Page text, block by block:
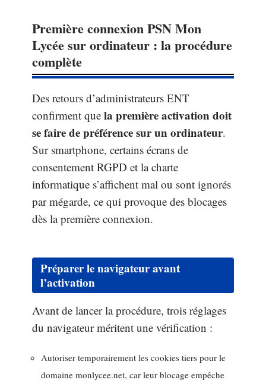
Première connexion PSN Mon
Lycée sur ordinateur : la procédure
complète
Des retours d’administrateurs ENT
confirment que la première activation doit
se faire de préférence sur un ordinateur.
Sur smartphone, certains écrans de
consentement RGPD et la charte
informatique s’affichent mal ou sont ignorés
par mégarde, ce qui provoque des blocages
dès la première connexion.
Préparer le navigateur avant
l’activation
Avant de lancer la procédure, trois réglages
du navigateur méritent une vérification :
Autoriser temporairement les cookies tiers pour le
domaine monlycee.net, car leur blocage empêche